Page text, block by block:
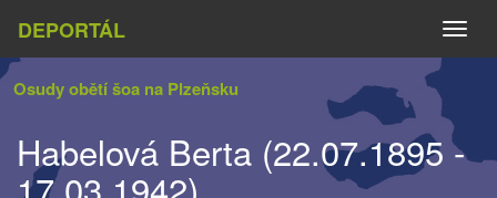
DEPORTÁL
Osudy obětí šoa na Plzeňsku
Habelová Berta (22.07.1895 -